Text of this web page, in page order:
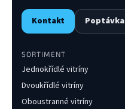
Kontakt Poptávka
SORTIMENT
Jednokřídlé vitríny
Dvoukřídlé vitríny
Oboustranné vitríny